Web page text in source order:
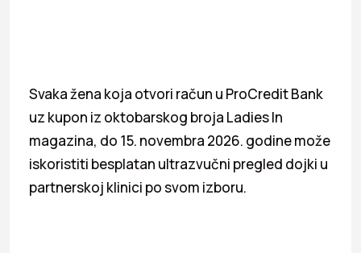
Svaka žena koja otvori račun u ProCredit Bank
uz kupon iz oktobarskog broja Ladies In
magazina, do 15. novembra 2026. godine može
iskoristiti besplatan ultrazvučni pregled dojki u
partnerskoj klinici po svom izboru.